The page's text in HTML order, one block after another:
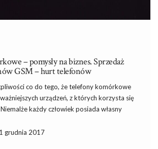
– pomysły na biznes. Sprzedaż
GSM – hurt telefonów
co do tego, że telefony komórkowe
urządzeń, z których korzysta się
każdy człowiek posiada własny
Cała branża związana z tymi
grudnia 2017